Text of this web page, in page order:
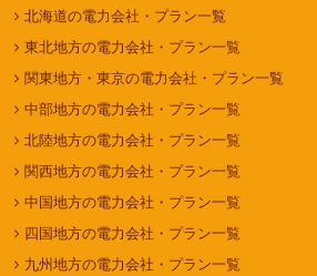
北海道の電力会社・プラン一覧
東北地方の電力会社・プラン一覧
関東地方・東京の電力会社・プラン一覧
中部地方の電力会社・プラン一覧
北陸地方の電力会社・プラン一覧
関西地方の電力会社・プラン一覧
中国地方の電力会社・プラン一覧
四国地方の電力会社・プラン一覧
九州地方の電力会社・プラン一覧